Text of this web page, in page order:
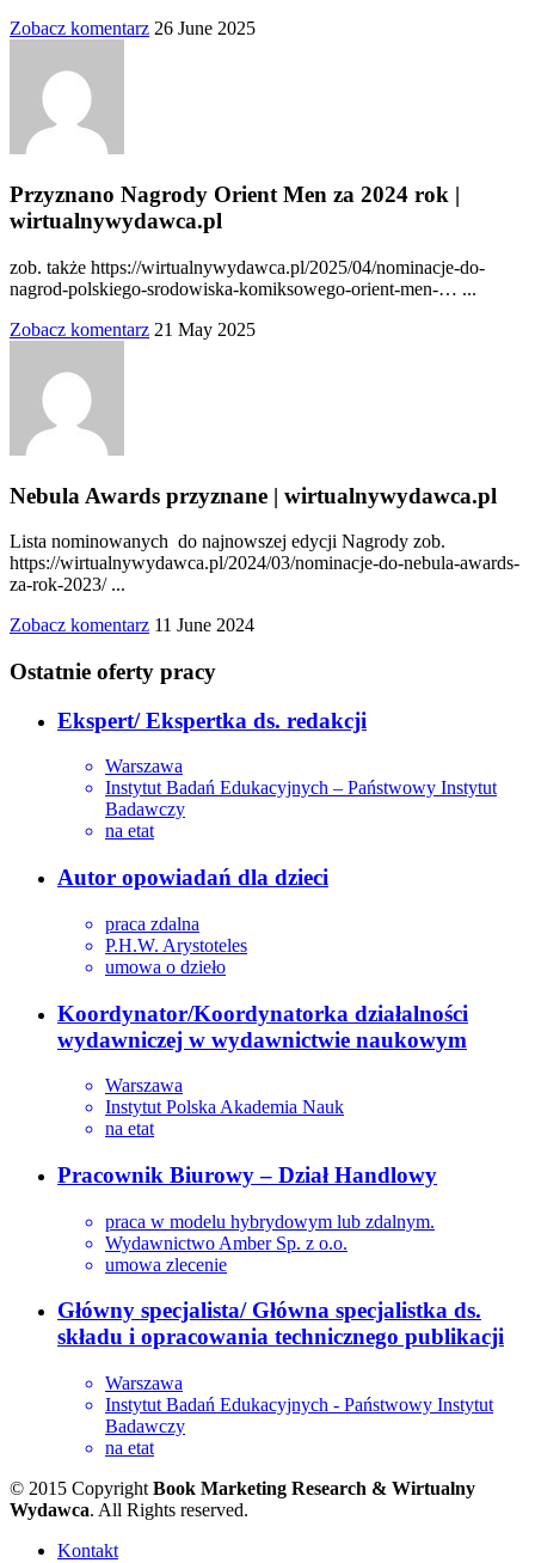
Zobacz komentarz 26 June 2025
Przyznano Nagrody Orient Men za 2024 rok |
wirtualnywydawca.pl
zob. także https://wirtualnywydawca.pl/2025/04/nominacje-do-
nagrod-polskiego-srodowiska-komiksowego-orient-men-… ...
Zobacz komentarz 21 May 2025
Nebula Awards przyznane | wirtualnywydawca.pl
Lista nominowanych do najnowszej edycji Nagrody zob.
https://wirtualnywydawca.pl/2024/03/nominacje-do-nebula-awards-
za-rok-2023/ ...
Zobacz komentarz 11 June 2024
Ostatnie oferty pracy
Ekspert/ Ekspertka ds. redakcji
Warszawa
Instytut Badań Edukacyjnych – Państwowy Instytut
Badawczy
na etat
Autor opowiadań dla dzieci
praca zdalna
P.H.W. Arystoteles
umowa o dzieło
Koordynator/Koordynatorka działalności
wydawniczej w wydawnictwie naukowym
Warszawa
Instytut Polska Akademia Nauk
na etat
Pracownik Biurowy – Dział Handlowy
praca w modelu hybrydowym lub zdalnym.
Wydawnictwo Amber Sp. z o.o.
umowa zlecenie
Główny specjalista/ Główna specjalistka ds.
składu i opracowania technicznego publikacji
Warszawa
Instytut Badań Edukacyjnych - Państwowy Instytut
Badawczy
na etat
© 2015 Copyright Book Marketing Research & Wirtualny
Wydawca. All Rights reserved.
Kontakt